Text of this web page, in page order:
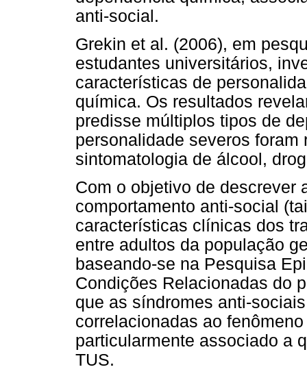
anti-social.
Grekin et al. (2006), em
estudantes universitários,
características de
química. Os resultados
predisse múltiplos tipos de
personalidade severos
sintomatologia de álcool,
Com o objetivo de descrever
comportamento anti-social
características clínicas dos
entre adultos da população
baseando-se na Pesquisa
Condições Relacionadas do
que as síndromes anti-
correlacionadas ao
particularmente associado a
TUS.